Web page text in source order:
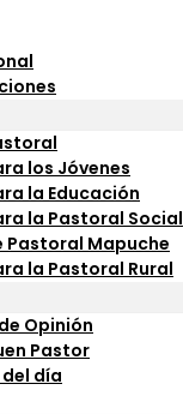
los Jóvenes
la Educación
la Pastoral Social
Pastoral Mapuche
la Pastoral Rural
Opinión
Pastor
día